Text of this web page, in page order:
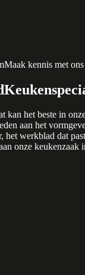
Maak kennis met
het beste in
aan het
werkblad dat
onze keukenzaak